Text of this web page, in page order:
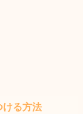
ける方法